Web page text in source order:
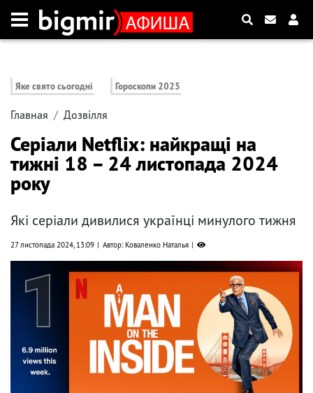
Яке свято сьогодні Гороскопи 2025
Главная Дозвілля
Серіали Netflix: найкращі на
тижні 18 – 24 листопада 2024
року
Які серіали дивилися українці минулого тижня
27 листопада 2024, 13:09 Автор: Коваленко Наталья